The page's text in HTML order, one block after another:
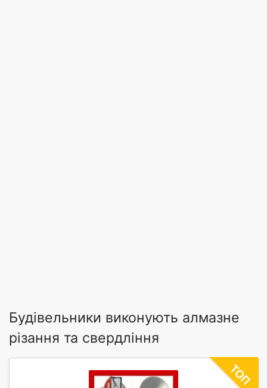
Будівельники виконують алмазне
різання та свердління